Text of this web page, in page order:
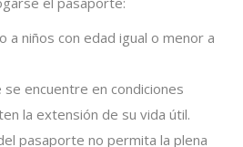
a niños con edad igual o menor a
encuentre en condiciones
la extensión de su vida útil.
pasaporte no permita la plena